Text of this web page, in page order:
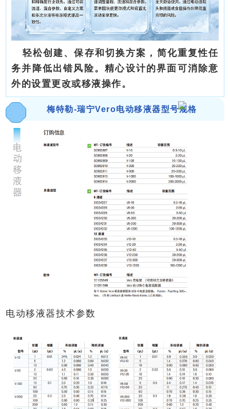
轻松创建、保存和切换方案，简化重复性任
务并降低出错风险。精心设计的界面可消除意
外的设置更改或移液操作。
梅特勒-瑞宁Vero电动移液器型号规格
电动移液器技术参数